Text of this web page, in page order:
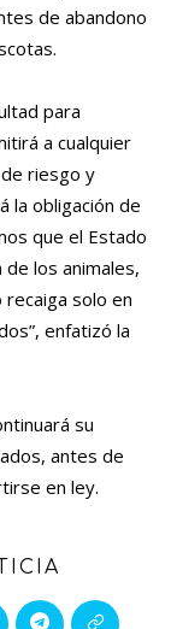
de abandono
para
a cualquier
riesgo y
la obligación de
que el Estado
los animales,
solo en
enfatizó la
su
antes de
en ley.